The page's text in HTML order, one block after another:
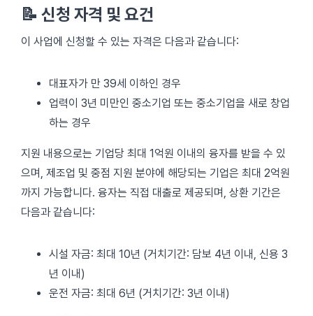
📝 신청 자격 및 요건
이 사업에 신청할 수 있는 자격은 다음과 같습니다:
대표자가 만 39세 이하인 경우
업력이 3년 미만인 중소기업 또는 중소기업을 새로 창업
하는 경우
지원 내용으로는 기업당 최대 1억원 이내의 융자를 받을 수 있
으며, 제조업 및 중점 지원 분야에 해당되는 기업은 최대 2억원
까지 가능합니다. 융자는 직접 대출로 제공되며, 상환 기간은
다음과 같습니다:
시설 자금: 최대 10년 (거치기간: 담보 4년 이내, 신용 3
년 이내)
운전 자금: 최대 6년 (거치기간: 3년 이내)